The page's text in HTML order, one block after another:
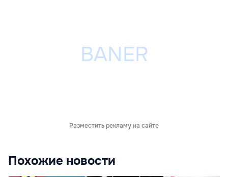
Разместить рекламу на сайте
Похожие новости